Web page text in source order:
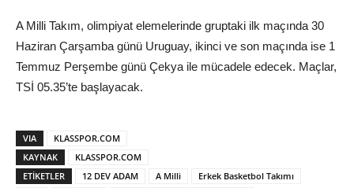
A Milli Takım, olimpiyat elemelerinde gruptaki ilk maçında 30
Haziran Çarşamba günü Uruguay, ikinci ve son maçında ise 1
Temmuz Perşembe günü Çekya ile mücadele edecek. Maçlar,
TSİ 05.35’te başlayacak.
VIA
KLASSPOR.COM
KAYNAK
KLASSPOR.COM
ETIKETLER
12 DEV ADAM A Milli
Erkek Basketbol Takımı